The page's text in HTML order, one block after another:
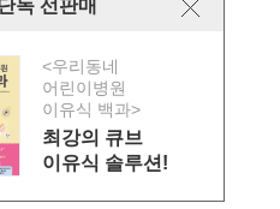
독 선판매
<우리동네
어린이병원
이유식 백과>
최강의 큐브
이유식 솔루션!